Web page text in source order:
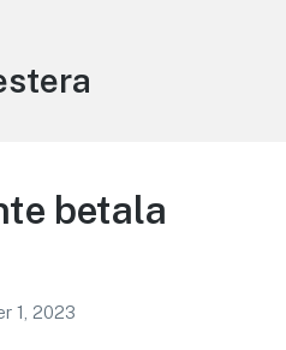
betala
1, 2023